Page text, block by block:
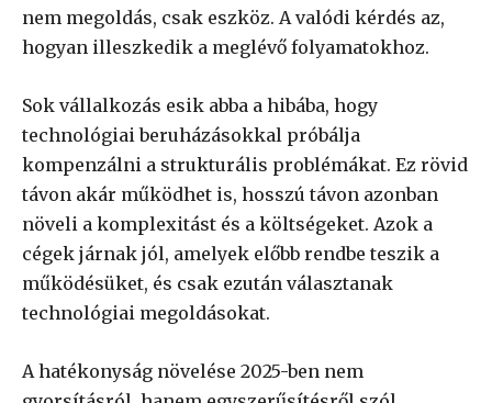
nem megoldás, csak eszköz. A valódi kérdés az,
hogyan illeszkedik a meglévő folyamatokhoz.
Sok vállalkozás esik abba a hibába, hogy
technológiai beruházásokkal próbálja
kompenzálni a strukturális problémákat. Ez rövid
távon akár működhet is, hosszú távon azonban
növeli a komplexitást és a költségeket. Azok a
cégek járnak jól, amelyek előbb rendbe teszik a
működésüket, és csak ezután választanak
technológiai megoldásokat.
A hatékonyság növelése 2025-ben nem